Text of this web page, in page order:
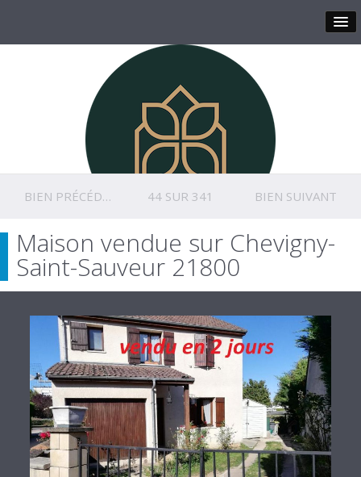
BIEN PRÉCÉDENT 44 SUR 341 BIEN SUIVANT
Maison vendue sur Chevigny-
Saint-Sauveur 21800